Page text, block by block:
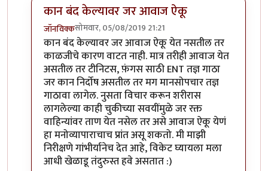
कान बंद केल्यावर जर आवाज ऐकू
जॉनविक्कसोमवार, 05/08/2019 21:21
In reply toसतत दिवसाही सुरू राहतो. पणbyतमराज
कान बंद केल्यावर जर आवाज ऐकू येत नसतील तर
काळजीचे कारण वाटत नाही. मात्र तरीही आवाज येत
असतील तर टीनिटस, फ़ंगस साठी ENT तज्ञ गाठा
जर कान निर्दोष असतील तर मग मानसोपचार तज्ञ
गाठावा लागेल. नुसता विचार करून शरीरास
लागलेल्या काही चुकीच्या सवयींमुळे जर रक्त
वाहिन्यांवर ताण येत नसेल तर असे आवाज ऐकू येणं
हा मनोव्यापाराचाच प्रांत असू शकतो. मी माझी
निरीक्षणे गांभीर्यानेच देत आहे, विकेट घ्यायला मला
आधी खेळाडू तंदुरुस्त हवे असतात :)